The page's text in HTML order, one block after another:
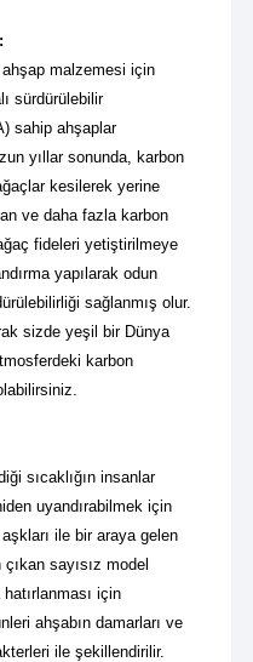
ahşap malzemesi için
sürdürülebilir
sahip ahşaplar
yıllar sonunda, karbon
kesilerek yerine
ve daha fazla karbon
fideleri yetiştirilmeye
yapılarak odun
sağlanmış olur.
sizde yeşil bir Dünya
karbon
sıcaklığın insanlar
uyandırabilmek için
ile bir araya gelen
sayısız model
için
ahşabın damarları ve
ile şekillendirilir.